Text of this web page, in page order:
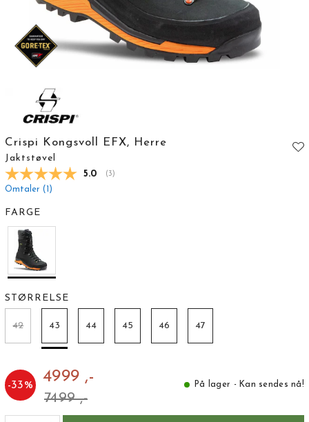
Crispi Kongsvoll EFX, Herre
Jaktstøvel
Gjennomsnittskarakter:
5.0 (stemmer:
3)
Omtaler ( )
FARGE
STØRRELSE
42 43 44 45 46 47
-33% 4999 ,-
7499 ,-
På lager - Kan sendes nå!